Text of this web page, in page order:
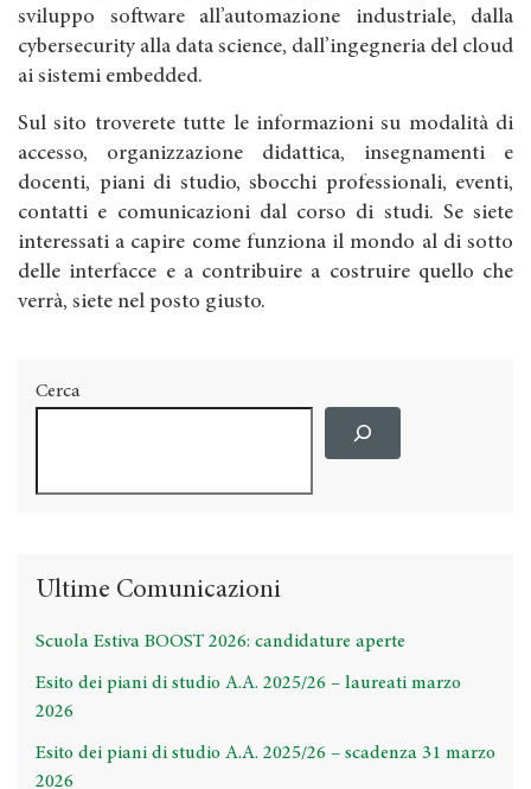
sviluppo software all’automazione industriale, dalla
cybersecurity alla data science, dall’ingegneria del cloud
ai sistemi embedded.
Sul sito troverete tutte le informazioni su modalità di
accesso, organizzazione didattica, insegnamenti e
docenti, piani di studio, sbocchi professionali, eventi,
contatti e comunicazioni dal corso di studi. Se siete
interessati a capire come funziona il mondo al di sotto
delle interfacce e a contribuire a costruire quello che
verrà, siete nel posto giusto.
Cerca
Ultime Comunicazioni
Scuola Estiva BOOST 2026: candidature aperte
Esito dei piani di studio A.A. 2025/26 – laureati marzo
2026
Esito dei piani di studio A.A. 2025/26 – scadenza 31 marzo
2026